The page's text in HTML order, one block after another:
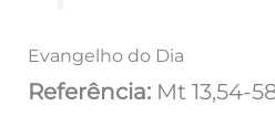
Evangelho do Dia
Referência: Mt 13,54-